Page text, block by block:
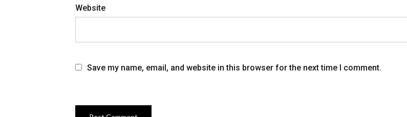
Website
Save my name, email, and website in this browser for the next time I comment.